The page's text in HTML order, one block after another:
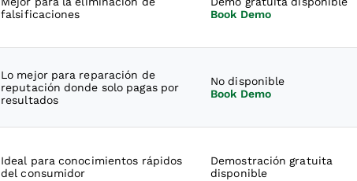
falsificaciones
Book Demo
Lo mejor para reparación de
reputación donde solo pagas por
resultados
No disponible
Book Demo
Ideal para conocimientos rápidos
del consumidor
Demostración gratuita
disponible